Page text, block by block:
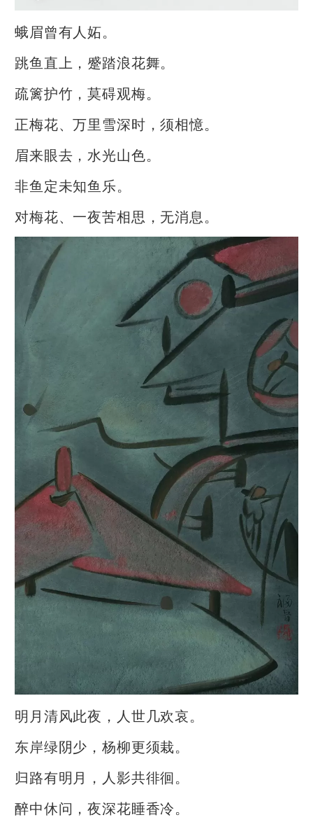
蛾眉曾有人妬。
跳鱼直上，蹙踏浪花舞。
疏篱护竹，莫碍观梅。
正梅花、万里雪深时，须相憶。
眉来眼去，水光山色。
非鱼定未知鱼乐。
对梅花、一夜苦相思，无消息。
明月清风此夜，人世几欢哀。
东岸绿阴少，杨柳更须栽。
归路有明月，人影共徘徊。
醉中休问，夜深花睡香冷。